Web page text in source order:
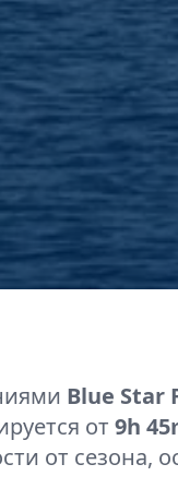
Blue Star
от 9h
от